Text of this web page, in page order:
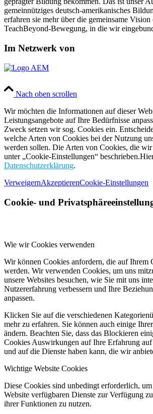
gemeinnütziges deutsch-amerikanisches
erfahren sie mehr über die gemeinsame
TeachBeyond-Bewegung, in die wir
Im Netzwerk von
Nach oben scrollen
Wir möchten die Informationen auf dieser
Leistungsangebote auf Ihre Bedürfnisse
Zweck setzen wir sog. Cookies ein.
welche Arten von Cookies bei der Nutzung
werden sollen. Die Arten von Cookies, die wir
unter „Cookie-Einstellungen“
Datenschutzerklärung.
VerweigernAkzeptierenCookie-Einstellungen
Cookie- und
Wie wir Cookies verwenden
Wir können Cookies anfordern, die auf Ihrem
werden. Wir verwenden Cookies, um uns
unsere Websites besuchen, wie Sie mit uns
Nutzererfahrung verbessern und Ihre
anpassen.
Klicken Sie auf die verschiedenen
mehr zu erfahren. Sie können auch einige
ändern. Beachten Sie, dass das Blockieren
Cookies Auswirkungen auf Ihre Erfahrung auf
und auf die Dienste haben kann, die wir
Wichtige Website Cookies
Diese Cookies sind unbedingt erforderlich,
Website verfügbaren Dienste zur Verfügung
ihrer Funktionen zu nutzen.